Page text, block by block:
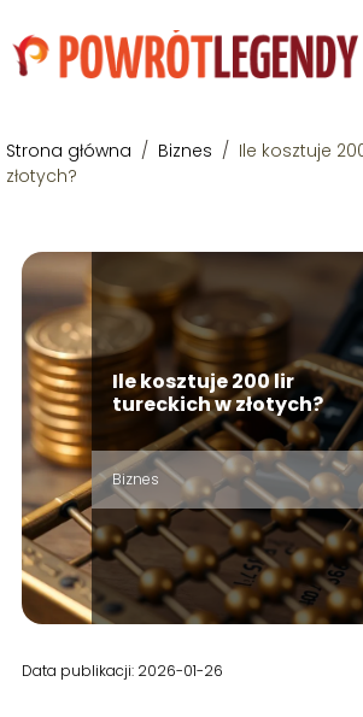
Strona główna / Biznes / Ile kosztuje
złotych?
Ile kosztuje 200 lir
tureckich w złotych?
Biznes
Data publikacji: 2026-01-26